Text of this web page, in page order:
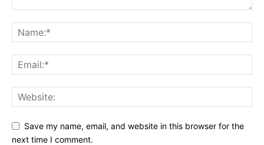
Save my name, email, and website in this browser for the
next time I comment.